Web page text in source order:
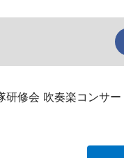
研修会 吹奏楽コンサ